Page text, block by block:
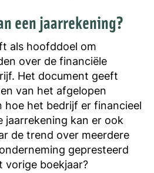
een jaarrekening?
als hoofddoel om
over de financiële
Het document geeft
van het afgelopen
hoe het bedrijf er financieel
jaarrekening kan er ook
de trend over meerdere
gepresteerd
boekjaar?